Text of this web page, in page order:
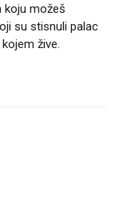
koju možeš
su stisnuli palac
žive.